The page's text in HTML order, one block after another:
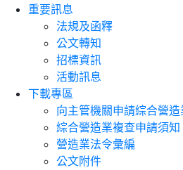
重要訊息
法規及函釋
公文轉知
招標資訊
活動訊息
下載專區
向主管機關申請綜合營
綜合營造業複查申請須知
營造業法令彙編
公文附件